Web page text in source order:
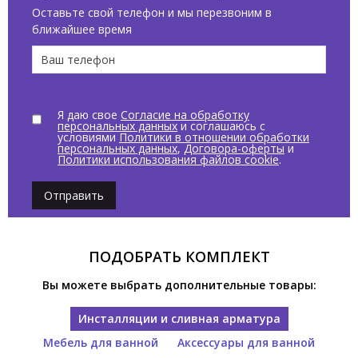
Оставьте свой телефон и мы перезвоним в
ближайшее время
Я даю свое Согласие на обработку
персональных данныхи соглашаюсь с
условиями Политики в отношении обработки
персональных данных, Договора-оферты и
Политики использования файлов cookie.
Отправить
ПОДОБРАТЬ КОМПЛЕКТ
Вы можете выбрать дополнительные товары:
Инсталляции и сливная арматура
Мебель для ванной
Аксессуары для ванной